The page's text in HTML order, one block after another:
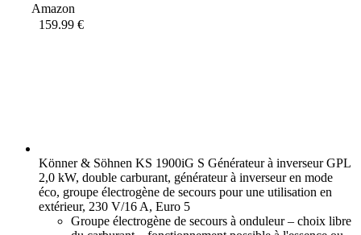
Amazon
159.99 €
Könner & Söhnen KS 1900iG S Générateur à inverseur GPL
2,0 kW, double carburant, générateur à inverseur en mode
éco, groupe électrogène de secours pour une utilisation en
extérieur, 230 V/16 A, Euro 5
Groupe électrogène de secours à onduleur – choix libre